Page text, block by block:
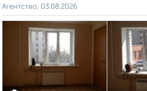
Агентство, 03.08.2026